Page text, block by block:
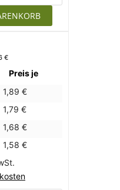
€
Preis je
1,89 €
1,79 €
1,68 €
1,58 €